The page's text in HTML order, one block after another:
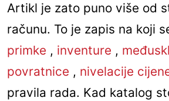
Artikl je zato puno više od
računu. To je zapis na koji
primke , inventure ,
povratnice , nivelacije
pravila rada. Kad katalog